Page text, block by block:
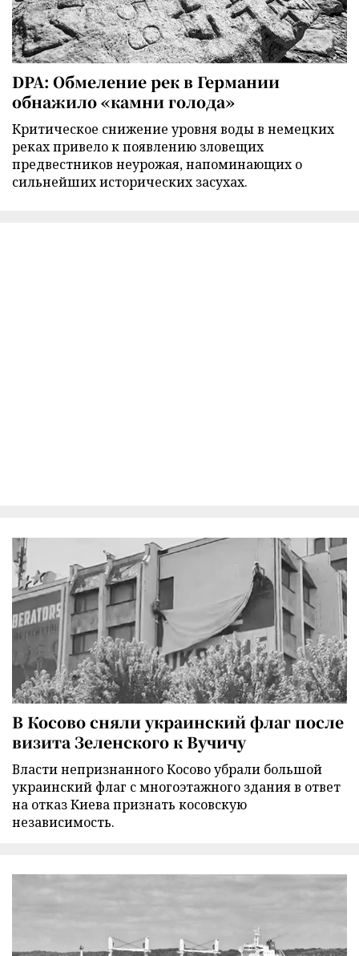
DPA: Обмеление рек в Германии
обнажило «камни голода»
Критическое снижение уровня воды в немецких
реках привело к появлению зловещих
предвестников неурожая, напоминающих о
сильнейших исторических засухах.
В Косово сняли украинский флаг после
визита Зеленского к Вучичу
Власти непризнанного Косово убрали большой
украинский флаг с многоэтажного здания в ответ
на отказ Киева признать косовскую
независимость.